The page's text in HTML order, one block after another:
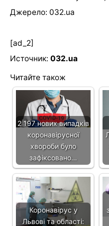
Джерело: 032.ua
[ad_2]
Источник: 032.ua
Читайте також
2 197 нових випадків
коронавірусної
хвороби було
зафіксовано…
Коронавірус у
Львові та області: